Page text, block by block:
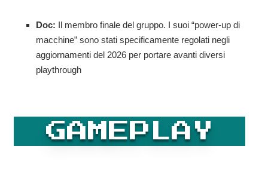
Doc: Il membro finale del gruppo. I suoi “power-up di
macchine” sono stati specificamente regolati negli
aggiornamenti del 2026 per portare avanti diversi
playthrough
GAMEPLAY